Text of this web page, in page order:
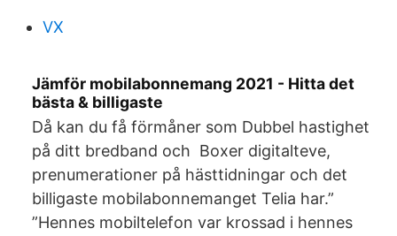
VX
Jämför mobilabonnemang 2021 - Hitta det
bästa & billigaste
Då kan du få förmåner som Dubbel hastighet
på ditt bredband och Boxer digitalteve,
prenumerationer på hästtidningar och det
billigaste mobilabonnemanget Telia har.”
”Hennes mobiltelefon var krossad i hennes